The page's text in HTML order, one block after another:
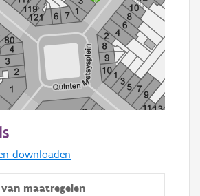
downloaden
maatregelen